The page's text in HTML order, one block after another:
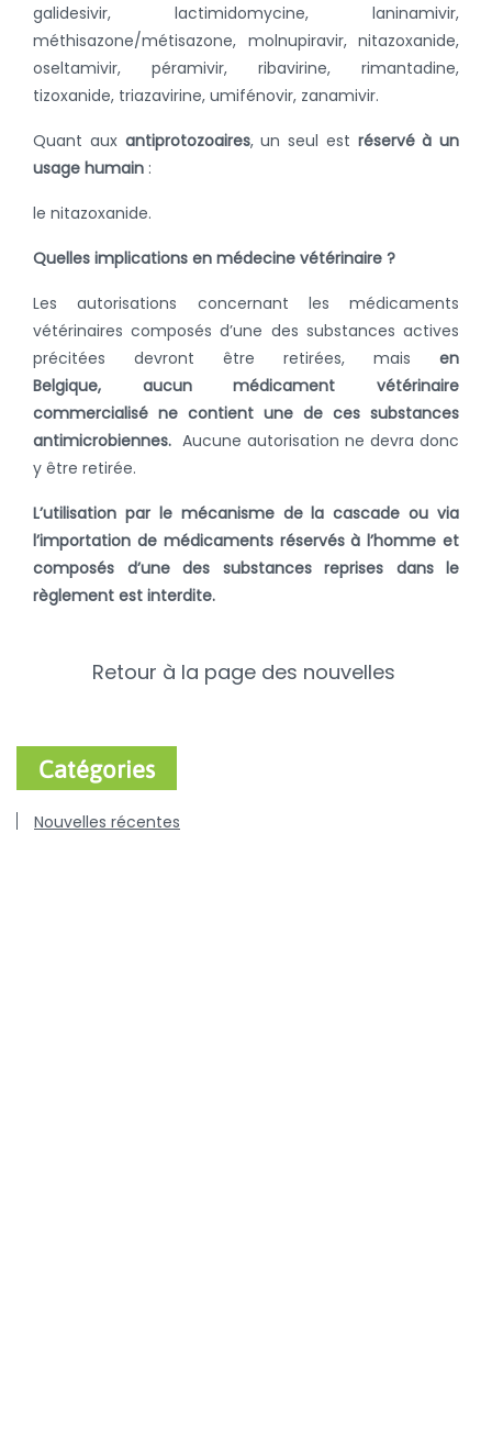
galidesivir, lactimidomycine, laninamivir,
méthisazone/métisazone, molnupiravir, nitazoxanide,
oseltamivir, péramivir, ribavirine, rimantadine,
tizoxanide, triazavirine, umifénovir, zanamivir.
Quant aux antiprotozoaires, un seul est réservé à un
usage humain :
le nitazoxanide.
Quelles implications en médecine vétérinaire ?
Les autorisations concernant les médicaments
vétérinaires composés d’une des substances actives
précitées devront être retirées, mais en
Belgique, aucun médicament vétérinaire
commercialisé ne contient une de ces substances
antimicrobiennes. Aucune autorisation ne devra donc
y être retirée.
L’utilisation par le mécanisme de la cascade ou via
l’importation de médicaments réservés à l’homme et
composés d’une des substances reprises dans le
règlement est interdite.
Retour à la page des nouvelles
Catégories
Nouvelles récentes